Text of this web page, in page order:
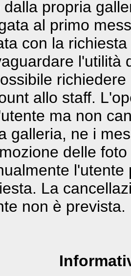
dalla propria
al primo
con la
l'utilità
allo staff.
ma non
galleria, ne i
delle
La
non è prevista.